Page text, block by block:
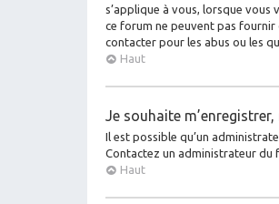
s’applique à vous, lorsque
ce forum ne peuvent pas fournir
contacter pour les abus ou les
Haut
Je souhaite
Il est possible qu’un
Contactez un administrateur du
Haut